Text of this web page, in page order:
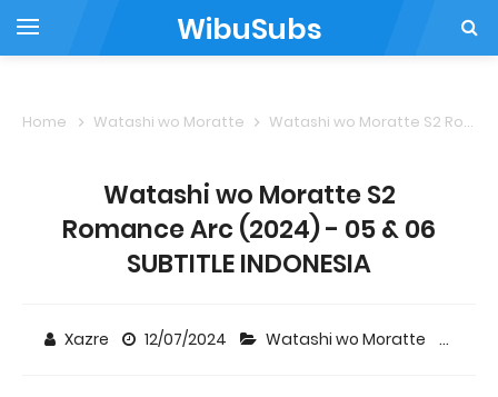
WibuSubs
Home Watashi wo Moratte Watashi wo Moratte S2 Romance Arc (2024) - 05 & 06 SUBTITLE INDONESIA
Watashi wo Moratte S2
Romance Arc (2024) - 05 & 06
SUBTITLE INDONESIA
Xazre 12/07/2024 Watashi wo Moratte